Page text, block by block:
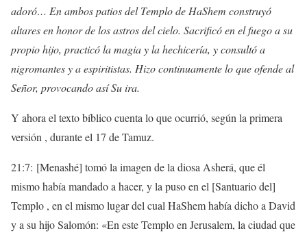
adoró… En ambos patios del Templo de HaShem construyó
altares en honor de los astros del cielo. Sacrificó en el fuego a su
propio hijo, practicó la magia y la hechicería, y consultó a
nigromantes y a espiritistas. Hizo continuamente lo que ofende al
Señor, provocando así Su ira.
Y ahora el texto bíblico cuenta lo que ocurrió, según la primera
versión , durante el 17 de Tamuz.
21:7: [Menashé] tomó la imagen de la diosa Asherá, que él
mismo había mandado a hacer, y la puso en el [Santuario del]
Templo , en el mismo lugar del cual HaShem había dicho a David
y a su hijo Salomón: «En este Templo en Jerusalem, la ciudad que